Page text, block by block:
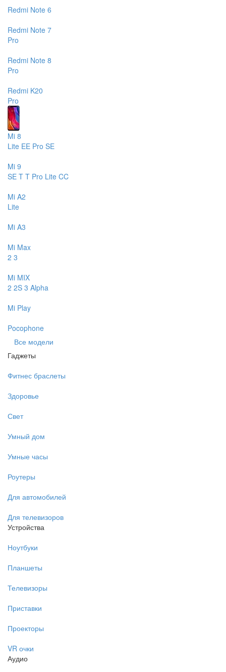
Redmi Note 6
Redmi Note 7
Pro
Redmi Note 8
Pro
Redmi K20
Pro
Mi 8
Lite EE Pro SE
Mi 9
SE T T Pro Lite CC
Mi A2
Lite
Mi A3
Mi Max
2 3
Mi MIX
2 2S 3 Alpha
Mi Play
Pocophone
Все модели
Гаджеты
Фитнес браслеты
Здоровье
Свет
Умный дом
Умные часы
Роутеры
Для автомобилей
Для телевизоров
Устройства
Ноутбуки
Планшеты
Телевизоры
Приставки
Проекторы
VR очки
Аудио